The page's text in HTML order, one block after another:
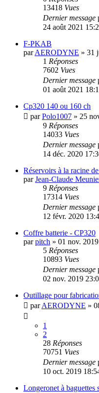
13418 Vues
Dernier message
24 août 2021
F-PKAB
parAERODYNE » 31
1 Réponses
7602 Vues
Dernier message
01 août 2021
Cp320 140 ou 160 ch
parPolo1007 » 25
9 Réponses
14033 Vues
Dernier message
14 déc. 2020
Réservoirs à la racine
parJean-Claude
9 Réponses
17314 Vues
Dernier message
12 févr. 2020
Coffre batterie - CP320
parpitch » 01 nov.
5 Réponses
10893 Vues
Dernier message
02 nov. 2019
Outillage pour
parAERODYNE »
1
2
28 Réponses
70751 Vues
Dernier message
10 oct. 2019
Longeronet à baguettes